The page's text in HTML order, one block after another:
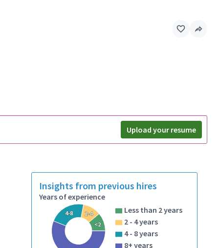
Upload your resume
Insights from previous hires
Years of experience
<2
2-4
4-8
Less than 2 years
2 - 4 years
4 - 8 years
8+ years